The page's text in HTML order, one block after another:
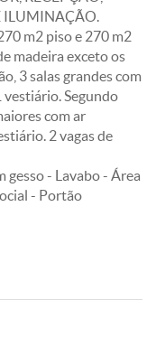
ILUMINAÇÃO.
m2 piso e 270 m2
madeira exceto os
3 salas grandes com
Segundo
com ar
2 vagas de
gesso - Lavabo - Área
- Portão